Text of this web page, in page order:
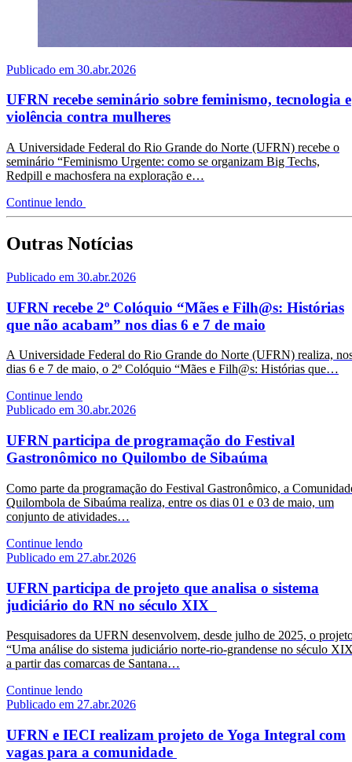
Publicado em 30.abr.2026
UFRN recebe seminário sobre feminismo, tecnologia e
violência contra mulheres
A Universidade Federal do Rio Grande do Norte (UFRN) recebe o
seminário “Feminismo Urgente: como se organizam Big Techs,
Redpill e machosfera na exploração e…
Continue lendo
Outras Notícias
Publicado em 30.abr.2026
UFRN recebe 2º Colóquio “Mães e Filh@s: Histórias
que não acabam” nos dias 6 e 7 de maio
A Universidade Federal do Rio Grande do Norte (UFRN) realiza,
dias 6 e 7 de maio, o 2º Colóquio “Mães e Filh@s: Histórias que…
Continue lendo
Publicado em 30.abr.2026
UFRN participa de programação do Festival
Gastronômico no Quilombo de Sibaúma
Como parte da programação do Festival Gastronômico, a
Quilombola de Sibaúma realiza, entre os dias 01 e 03 de maio, um
conjunto de atividades…
Continue lendo
Publicado em 27.abr.2026
UFRN participa de projeto que analisa o sistema
judiciário do RN no século XIX
Pesquisadores da UFRN desenvolvem, desde julho de 2025, o
“Uma análise do sistema judiciário norte-rio-grandense no século
a partir das comarcas de Santana…
Continue lendo
Publicado em 27.abr.2026
UFRN e IECI realizam projeto de Yoga Integral com
vagas para a comunidade